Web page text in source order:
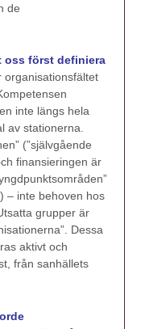
de
oss först definiera
organisationsfältet
inte längs hela
av stationerna.
(”självgående
finansieringen är
– inte behoven hos
grupper är
Dessa
aktivt och
från sanhällets